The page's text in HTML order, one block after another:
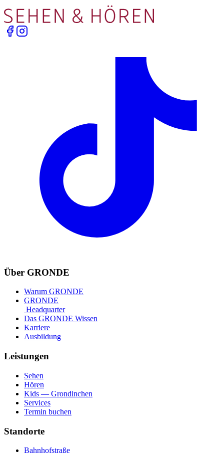
Über GRONDE
Warum GRONDE
GRONDE
Headquarter
Das GRONDE Wissen
Karriere
Ausbildung
Leistungen
Sehen
Hören
Kids — Grondinchen
Services
Termin buchen
Standorte
Bahnhofstraße